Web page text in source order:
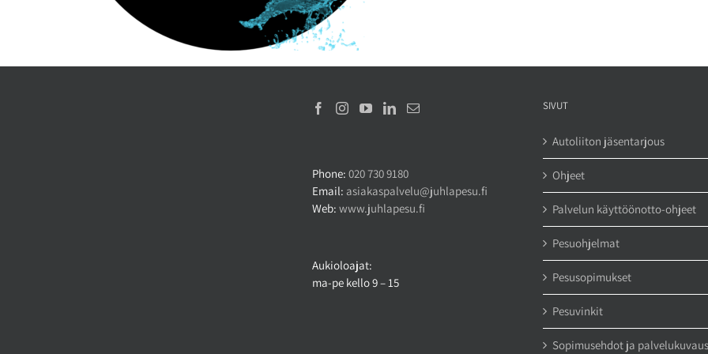
Phone: 020 730 9180
Email: asiakaspalvelu@juhlapesu.fi
Web: www.juhlapesu.fi
Aukioloajat:
ma-pe kello 9 – 15
SIVUT
Autoliiton jäsentarjous
Ohjeet
Palvelun käyttöönotto-ohjeet
Pesuohjelmat
Pesusopimukset
Pesuvinkit
Sopimusehdot ja palvelukuvaus